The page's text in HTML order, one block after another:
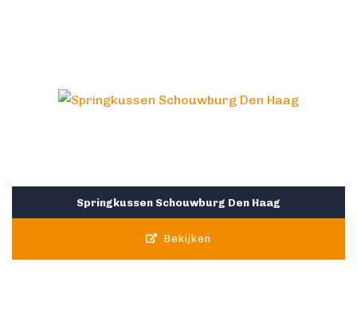
Springkussen Schouwburg Den Haag
Bekijken